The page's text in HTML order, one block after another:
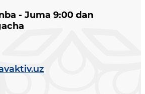
- Juma 9:00 dan